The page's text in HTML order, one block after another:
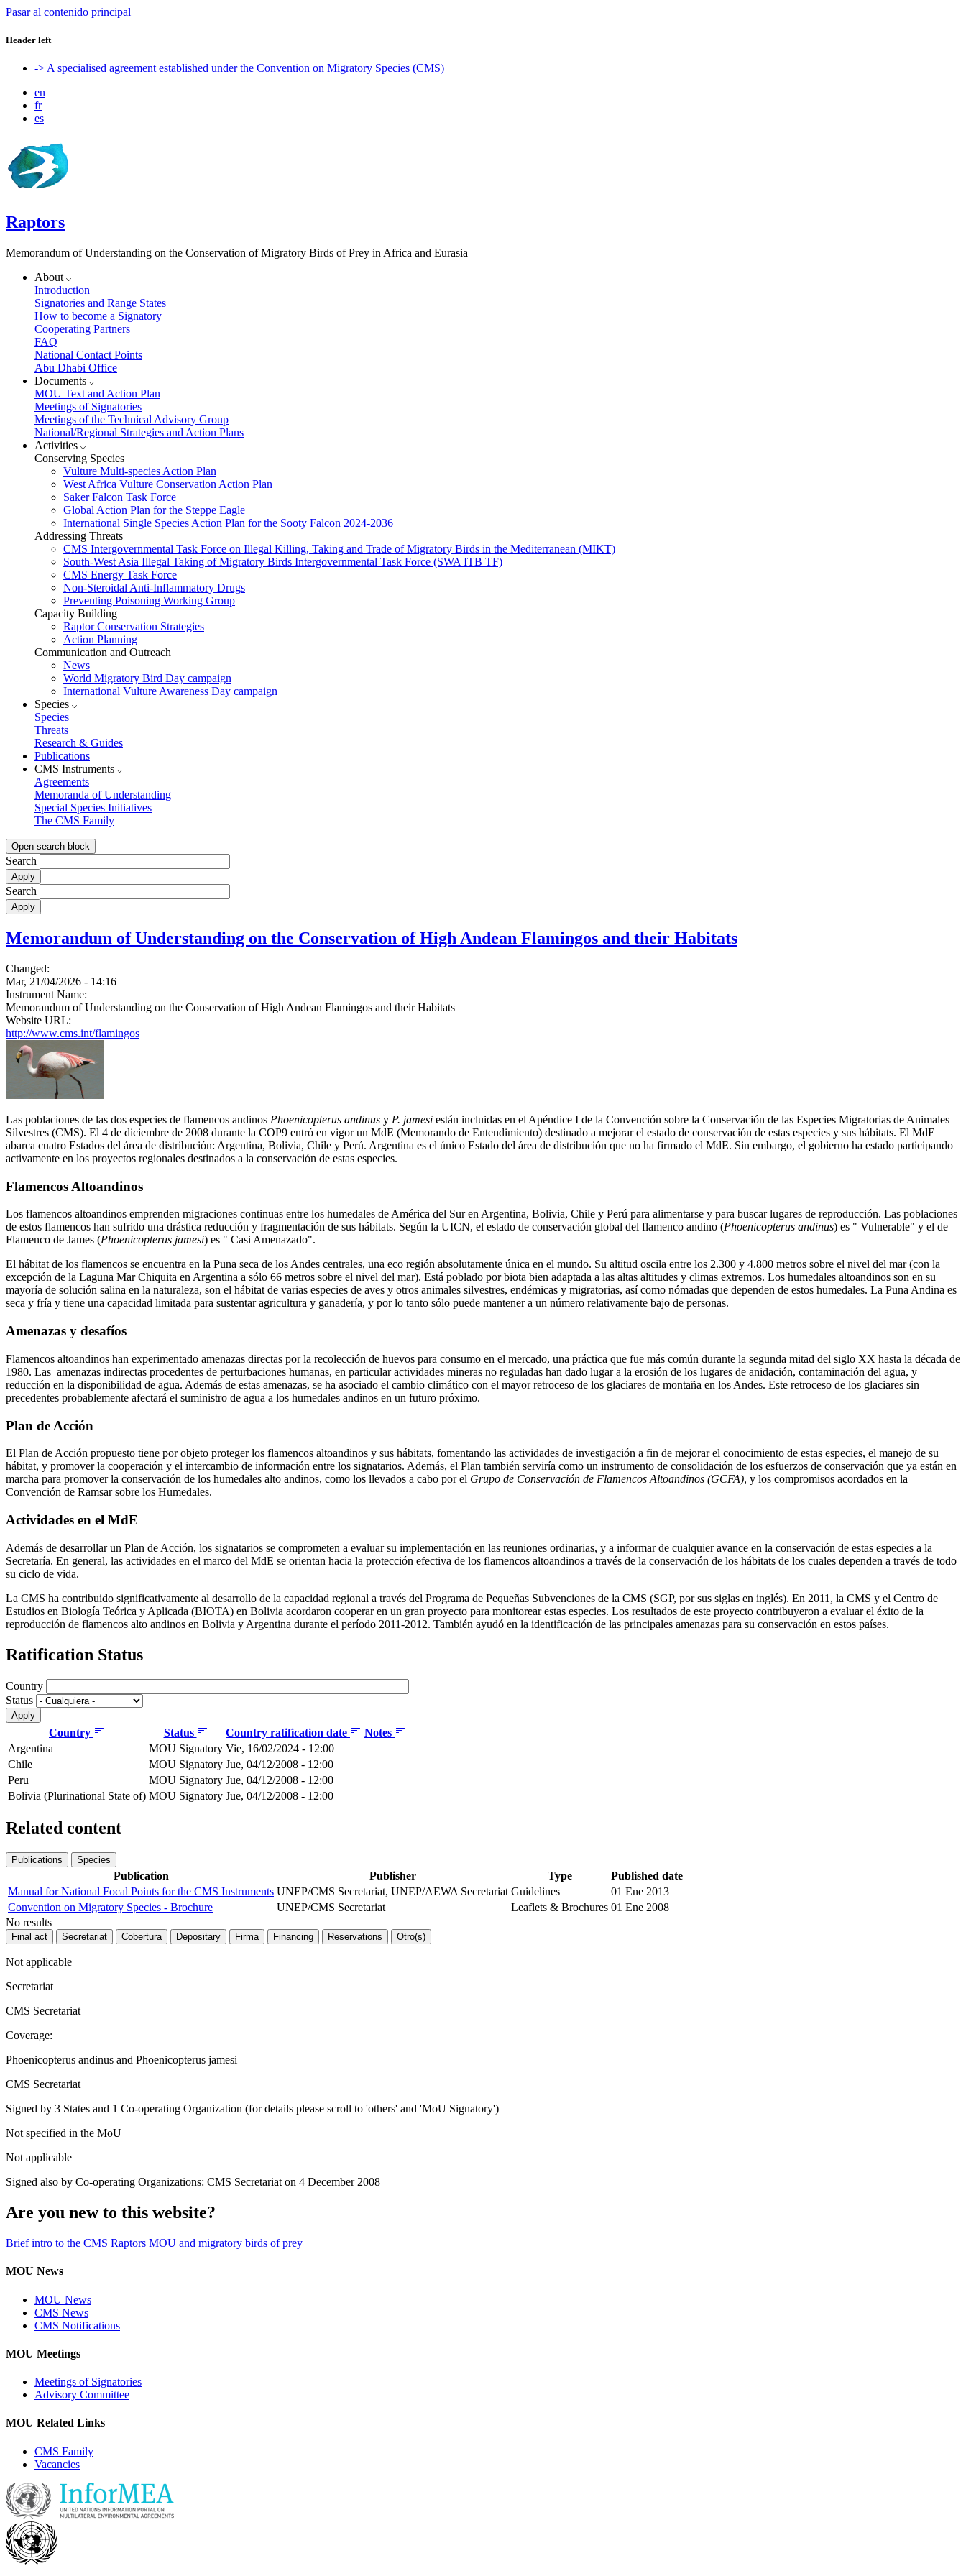
Pasar al contenido principal
Header left
-> A specialised agreement established under the Convention on Migratory Species (CMS)
en
fr
es
Raptors
Memorandum of Understanding on the Conservation of Migratory Birds of Prey in Africa and Eurasia
About
Introduction
Signatories and Range States
How to become a Signatory
Cooperating Partners
FAQ
National Contact Points
Abu Dhabi Office
Documents
MOU Text and Action Plan
Meetings of Signatories
Meetings of the Technical Advisory Group
National/Regional Strategies and Action Plans
Activities
Conserving Species
Vulture Multi-species Action Plan
West Africa Vulture Conservation Action Plan
Saker Falcon Task Force
Global Action Plan for the Steppe Eagle
International Single Species Action Plan for the Sooty Falcon 2024-2036
Addressing Threats
CMS Intergovernmental Task Force on Illegal Killing, Taking and Trade of Migratory Birds in the Mediterranean (MIKT)
South-West Asia Illegal Taking of Migratory Birds Intergovernmental Task Force (SWA ITB TF)
CMS Energy Task Force
Non-Steroidal Anti-Inflammatory Drugs
Preventing Poisoning Working Group
Capacity Building
Raptor Conservation Strategies
Action Planning
Communication and Outreach
News
World Migratory Bird Day campaign
International Vulture Awareness Day campaign
Species
Species
Threats
Research & Guides
Publications
CMS Instruments
Agreements
Memoranda of Understanding
Special Species Initiatives
The CMS Family
Open search block
Search
Search
Memorandum of Understanding on the Conservation of High Andean Flamingos and their Habitats
Changed:
Mar, 21/04/2026 - 14:16
Instrument Name:
Memorandum of Understanding on the Conservation of High Andean Flamingos and their Habitats
Website URL:
http://www.cms.int/flamingos
Las poblaciones de las dos especies de flamencos andinos Phoenicopterus andinus y P. jamesi están incluidas en el Apéndice I de la Convención sobre la Conservación de las Especies Migratorias de Animales
Silvestres (CMS). El 4 de diciembre de 2008 durante la COP9 entró en vigor un MdE (Memorando de Entendimiento) destinado a mejorar el estado de conservación de estas especies y sus hábitats. El MdE
abarca cuatro Estados del área de distribución: Argentina, Bolivia, Chile y Perú. Argentina es el único Estado del área de distribución que no ha firmado el MdE. Sin embargo, el gobierno ha estado participando
activamente en los proyectos regionales destinados a la conservación de estas especies.
Flamencos Altoandinos
Los flamencos altoandinos emprenden migraciones continuas entre los humedales de América del Sur en Argentina, Bolivia, Chile y Perú para alimentarse y para buscar lugares de reproducción. Las poblaciones
de estos flamencos han sufrido una drástica reducción y fragmentación de sus hábitats. Según la UICN, el estado de conservación global del flamenco andino (Phoenicopterus andinus) es " Vulnerable" y el de
Flamenco de James (Phoenicopterus jamesi) es " Casi Amenazado".
El hábitat de los flamencos se encuentra en la Puna seca de los Andes centrales, una eco región absolutamente única en el mundo. Su altitud oscila entre los 2.300 y 4.800 metros sobre el nivel del mar (con la
excepción de la Laguna Mar Chiquita en Argentina a sólo 66 metros sobre el nivel del mar). Está poblado por biota bien adaptada a las altas altitudes y climas extremos. Los humedales altoandinos son en su
mayoría de solución salina en la naturaleza, son el hábitat de varias especies de aves y otros animales silvestres, endémicas y migratorias, así como nómadas que dependen de estos humedales. La Puna Andina es
seca y fría y tiene una capacidad limitada para sustentar agricultura y ganadería, y por lo tanto sólo puede mantener a un número relativamente bajo de personas.
Amenazas y desafíos
Flamencos altoandinos han experimentado amenazas directas por la recolección de huevos para consumo en el mercado, una práctica que fue más común durante la segunda mitad del siglo XX hasta la década de
1980. Las amenazas indirectas procedentes de perturbaciones humanas, en particular actividades mineras no reguladas han dado lugar a la erosión de los lugares de anidación, contaminación del agua, y
reducción en la disponibilidad de agua. Además de estas amenazas, se ha asociado el cambio climático con el mayor retroceso de los glaciares de montaña en los Andes. Este retroceso de los glaciares sin
precedentes probablemente afectará el suministro de agua a los humedales andinos en un futuro próximo.
Plan de Acción
El Plan de Acción propuesto tiene por objeto proteger los flamencos altoandinos y sus hábitats, fomentando las actividades de investigación a fin de mejorar el conocimiento de estas especies, el manejo de su
hábitat, y promover la cooperación y el intercambio de información entre los signatarios. Además, el Plan también serviría como un instrumento de consolidación de los esfuerzos de conservación que ya están en
marcha para promover la conservación de los humedales alto andinos, como los llevados a cabo por el Grupo de Conservación de Flamencos Altoandinos (GCFA), y los compromisos acordados en la
Convención de Ramsar sobre los Humedales.
Actividades en el MdE
Además de desarrollar un Plan de Acción, los signatarios se comprometen a evaluar su implementación en las reuniones ordinarias, y a informar de cualquier avance en la conservación de estas especies a la
Secretaría. En general, las actividades en el marco del MdE se orientan hacia la protección efectiva de los flamencos altoandinos a través de la conservación de los hábitats de los cuales dependen a través de todo
su ciclo de vida.
La CMS ha contribuido significativamente al desarrollo de la capacidad regional a través del Programa de Pequeñas Subvenciones de la CMS (SGP, por sus siglas en inglés). En 2011, la CMS y el Centro de
Estudios en Biología Teórica y Aplicada (BIOTA) en Bolivia acordaron cooperar en un gran proyecto para monitorear estas especies. Los resultados de este proyecto contribuyeron a evaluar el éxito de la
reproducción de flamencos alto andinos en Bolivia y Argentina durante el período 2011-2012. También ayudó en la identificación de las principales amenazas para su conservación en estos países.
Ratification Status
Country
Status
Country Status Country ratification date
Notes
Argentina
MOU Signatory Vie, 16/02/2024 - 12:00
Chile
MOU Signatory Jue, 04/12/2008 - 12:00
Peru
MOU Signatory Jue, 04/12/2008 - 12:00
Bolivia (Plurinational State of) MOU Signatory Jue, 04/12/2008 - 12:00
Related content
Publications Species
Publication Publisher Type
Published date
Manual for National Focal Points for the CMS Instruments UNEP/CMS Secretariat, UNEP/AEWA Secretariat Guidelines
01 Ene 2013
Convention on Migratory Species - Brochure
UNEP/CMS Secretariat Leaflets & Brochures 01 Ene 2008
No results
Final act Secretariat Cobertura Depositary Firma Financing Reservations Otro(s)
Not applicable
Secretariat
CMS Secretariat
Coverage:
Phoenicopterus andinus and Phoenicopterus jamesi
CMS Secretariat
Signed by 3 States and 1 Co-operating Organization (for details please scroll to 'others' and 'MoU Signatory')
Not specified in the MoU
Not applicable
Signed also by Co-operating Organizations: CMS Secretariat on 4 December 2008
Are you new to this website?
Brief intro to the CMS Raptors MOU and migratory birds of prey
MOU News
MOU News
CMS News
CMS Notifications
MOU Meetings
Meetings of Signatories
Advisory Committee
MOU Related Links
CMS Family
Vacancies